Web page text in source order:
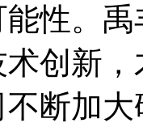
性。
创新
断加